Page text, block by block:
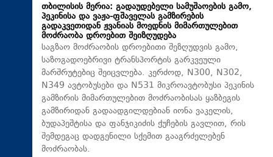
თბილისის მერია: გადაუდებელი სამუშაოების გამო,
პეკინისა და ვაჟა-ფშაველას გამზირების
გადაკვეთიდან ჟვანიას მოედნის მიმართულებით
მოძრაობა დროებით შეიზღუდება
საგზაო მოძრაობის დროებითი შეზღუდვის გამო,
საზოგადოებრივი ტრანსპორტის გარკვეული
მარშრუტებიც შეიცვლება. კერძოდ, N300, N302,
N349 ავტობუსები და N531 მიკროავტობუსი პეკინის
გამზირის მიმართულებით მოძრაობისას ყაზბეგის
გამზირიდან გადაადგილდებიან იონა ვაკელის,
ბუდაპეშტისა და ფანჯიკიძის ქუჩების გავლით, რის
შემდეგაც დადგენილი სქემით გააგრძელებენ
მოძრაობას.